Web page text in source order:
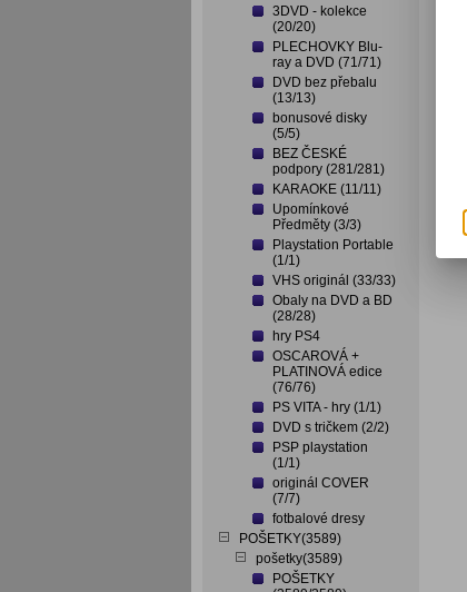
3DVD - kolekce
(20/20)
PLECHOVKY Blu-
ray a DVD (71/71)
DVD bez přebalu
(13/13)
bonusové disky
(5/5)
BEZ ČESKÉ
podpory (281/281)
KARAOKE (11/11)
Upomínkové
Předměty (3/3)
Playstation Portable
(1/1)
VHS originál (33/33)
Obaly na DVD a BD
(28/28)
hry PS4
OSCAROVÁ +
PLATINOVÁ edice
(76/76)
PS VITA - hry (1/1)
DVD s tričkem (2/2)
PSP playstation
(1/1)
originál COVER
(7/7)
fotbalové dresy
POŠETKY(3589)
pošetky(3589)
POŠETKY